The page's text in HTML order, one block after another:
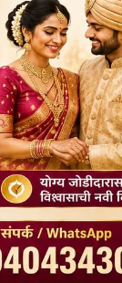
या श्रावण